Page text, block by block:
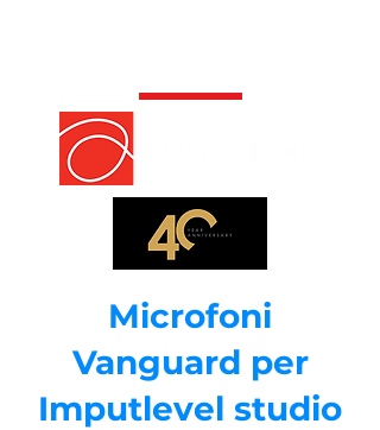
Microfoni
Vanguard per
Imputlevel studio